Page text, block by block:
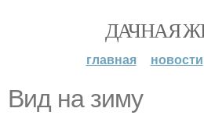
ДАЧНАЯ
главная новости
Вид на зиму